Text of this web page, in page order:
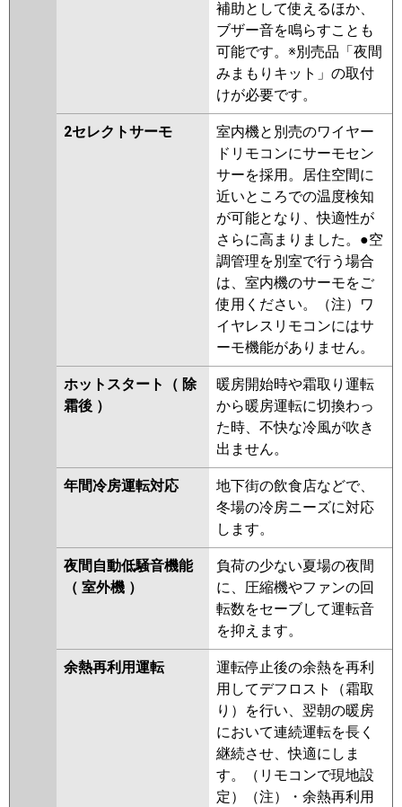
補助として使えるほか、
ブザー音を鳴らすことも
可能です。※別売品「夜間
みまもりキット」の取付
けが必要です。
2セレクトサーモ
室内機と別売のワイヤー
ドリモコンにサーモセン
サーを採用。居住空間に
近いところでの温度検知
が可能となり、快適性が
さらに高まりました。●空
調管理を別室で行う場合
は、室内機のサーモをご
使用ください。（注）ワ
イヤレスリモコンにはサ
ーモ機能がありません。
ホットスタート（ 除
霜後 ）
暖房開始時や霜取り運転
から暖房運転に切換わっ
た時、不快な冷風が吹き
出ません。
年間冷房運転対応
地下街の飲食店などで、
冬場の冷房ニーズに対応
します。
夜間自動低騒音機能
（ 室外機 ）
負荷の少ない夏場の夜間
に、圧縮機やファンの回
転数をセーブして運転音
を抑えます。
余熱再利用運転
運転停止後の余熱を再利
用してデフロスト（霜取
り）を行い、翌朝の暖房
において連続運転を長く
継続させ、快適にしま
す。（リモコンで現地設
定）（注）・余熱再利用